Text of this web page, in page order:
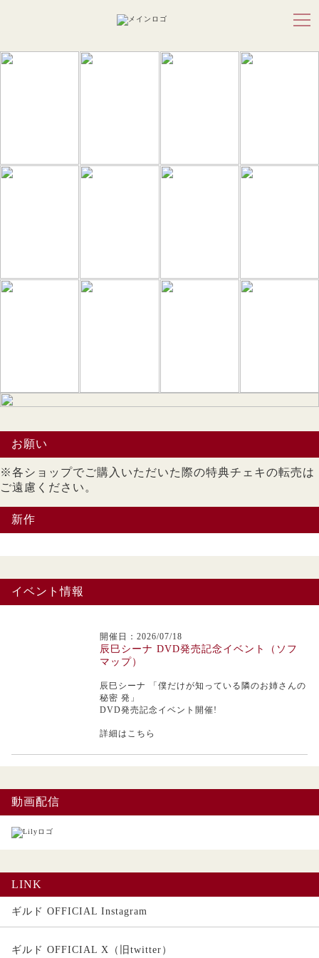
お願い
※各ショップでご購入いただいた際の特典チェキの転売は
ご遠慮ください。
新作
イベント情報
開催日：2026/07/18
辰巳シーナ DVD発売記念イベント（ソフ
マップ）
辰巳シーナ
「僕だけが知っている隣のお姉さんの
秘密 発」
DVD発売記念イベント開催!
詳細はこちら
動画配信
LINK
ギルド OFFICIAL Instagram
ギルド OFFICIAL X（旧twitter）